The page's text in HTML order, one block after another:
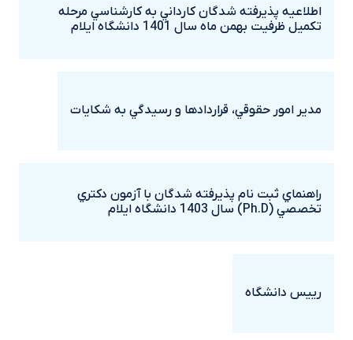
اطلاعيه پذيرفته شدگان کارداني به کارشناسي مرحله
تکميل ظرفيت بهمن ماه سال 1401 دانشگاه ايلام
مدير امور حقوقي، قراردادها و رسيدگي به شکايات
راهنماي ثبت نام پذيرفته شدگان با آزمون دکتري
تخصصي (Ph.D) سال 1403 دانشگاه ايلام
رييس دانشگاه